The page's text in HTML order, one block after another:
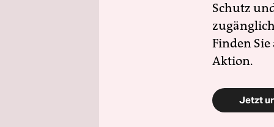
Schutz
Finden
Aktion.
Jetzt